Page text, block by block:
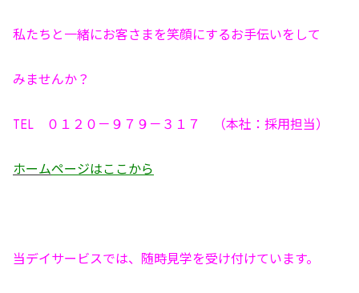
私たちと一緒にお客さまを笑顔にするお手伝いをして
みませんか？
TEL ０１２０－９７９－３１７ （本社：採用担当）
ホームページはここから
当デイサービスでは、随時見学を受け付けています。